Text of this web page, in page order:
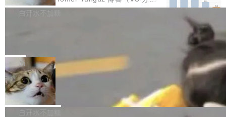
部搭载骁龙8 Elite Gen5 for Galaxy，它们本该
mits」——软件是在 commit 之间写出来的。git
是把这段空隙补上。 回退到任何一次编辑：Delt
aDB 捕获 commit 之间的每一次操作，...
析）披露的最新分析与第二季度业绩报告，Spac
微软同期总资本开支的四成。 与亚马逊、Alpha
bet、微软以及 Meta 等传统科技巨头相比，Spa
ceXAI的资金消耗速度尤为引人瞩目。然而，支
撑庞大支出的资金来源却呈现出截然不同的面
貌。数据显示，微软和 Meta 主要依托充沛的经
白开水不加糖
一个在终端里运行的编程 agent；Muse Spark
1.2，驱动这个 agent 的新模型。一句话概括：
你可以用 curl -fsSL https://dev.meta.ai/install.
sh | bash 安装一个能在大项目里自动规划、写
代码、验证结果的 AI 终端工具。 据介绍，Muse
局
美团开源 LoHoSearch，用知识图谱校
准 AI 能力认知
机器出题的前提，是让机器拥有全局视野。整个
构建流程可以分为四个环节：建图 → 控制难度
白开水不加糖